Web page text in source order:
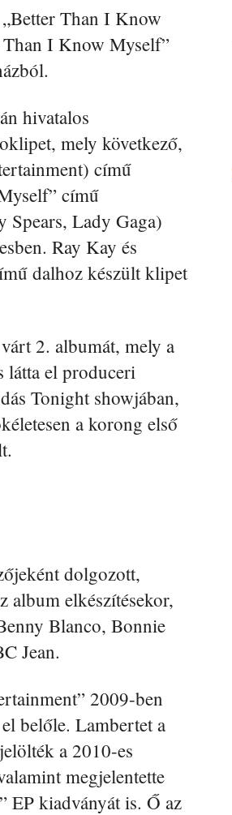
Than I Know
I Know Myself”
hivatalos
mely következő,
című
című
Spears, Lady Gaga)
Ray Kay és
dalhoz készült klipet
2. albumát, mely a
látta el produceri
Tonight showjában,
a korong első
dolgozott,
album elkészítésekor,
Blanco, Bonnie
Jean.
2009-ben
belőle. Lambertet a
a 2010-es
megjelentette
EP kiadványát is. Ő az